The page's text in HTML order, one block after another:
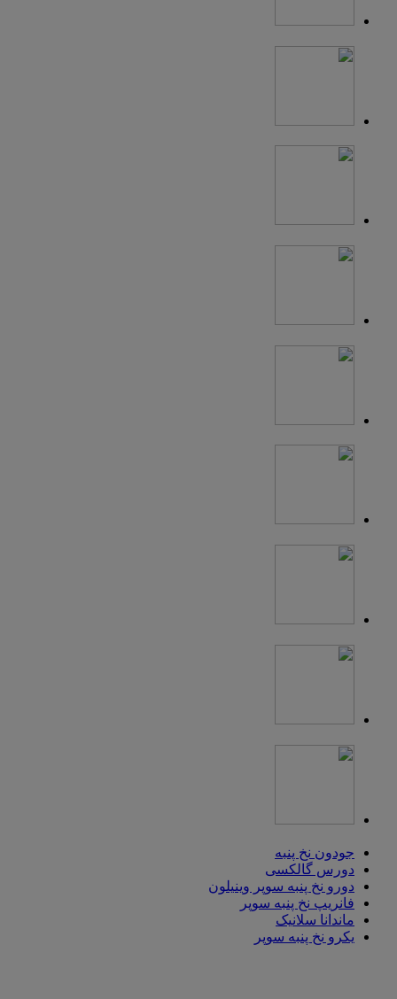
جودون نخ پنبه
دورس گالکسی
دورو نخ پنبه سوپر وینیلون
فانریپ نخ پنبه سوپر
ماندانا سلانیک
یکرو نخ پنبه سوپر